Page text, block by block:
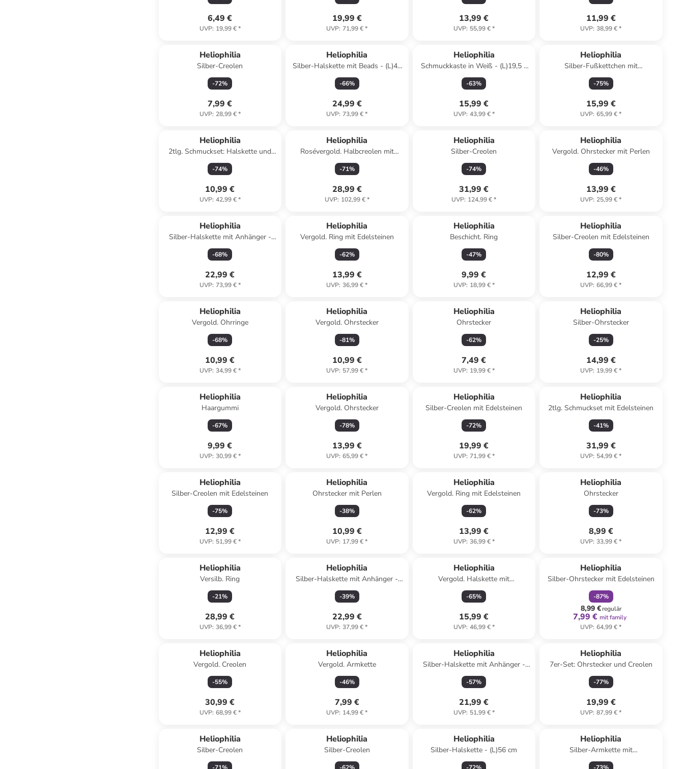
6,49 €
UVP: 19,99 €*
19,99 €
UVP: 71,99 €*
13,99 €
UVP: 55,99 €*
11,99 €
UVP: 38,99 €*
Heliophilia
Silber-Creolen
-72%
7,99 €
UVP: 28,99 €*
Heliophilia
Silber-Halskette mit Beads - (L)42
cm
-66%
24,99 €
UVP: 73,99 €*
Heliophilia
Schmuckkaste in Weiß - (L)19,5 x
(B)19,5 x (H)4,5 cm
-63%
15,99 €
UVP: 43,99 €*
Heliophilia
Silber-Fußkettchen mit
Schmuckelement
-75%
15,99 €
UVP: 65,99 €*
Heliophilia
2tlg. Schmuckset: Halskette und
Ohrstecker
-74%
10,99 €
UVP: 42,99 €*
Heliophilia
Rosévergold. Halbcreolen mit
Edelsteinen
-71%
28,99 €
UVP: 102,99 €*
Heliophilia
Silber-Creolen
-74%
31,99 €
UVP: 124,99 €*
Heliophilia
Vergold. Ohrstecker mit Perlen
-46%
13,99 €
UVP: 25,99 €*
Heliophilia
Silber-Halskette mit Anhänger -
(L)42 cm
-68%
22,99 €
UVP: 73,99 €*
Heliophilia
Vergold. Ring mit Edelsteinen
-62%
13,99 €
UVP: 36,99 €*
Heliophilia
Beschicht. Ring
-47%
9,99 €
UVP: 18,99 €*
Heliophilia
Silber-Creolen mit Edelsteinen
-80%
12,99 €
UVP: 66,99 €*
Heliophilia
Vergold. Ohrringe
-68%
10,99 €
UVP: 34,99 €*
Heliophilia
Vergold. Ohrstecker
-81%
10,99 €
UVP: 57,99 €*
Heliophilia
Ohrstecker
-62%
7,49 €
UVP: 19,99 €*
Heliophilia
Silber-Ohrstecker
-25%
14,99 €
UVP: 19,99 €*
Heliophilia
Haargummi
-67%
9,99 €
UVP: 30,99 €*
Heliophilia
Vergold. Ohrstecker
-78%
13,99 €
UVP: 65,99 €*
Heliophilia
Silber-Creolen mit Edelsteinen
-72%
19,99 €
UVP: 71,99 €*
Heliophilia
2tlg. Schmuckset mit Edelsteinen
-41%
31,99 €
UVP: 54,99 €*
Heliophilia
Silber-Creolen mit Edelsteinen
-75%
12,99 €
UVP: 51,99 €*
Heliophilia
Ohrstecker mit Perlen
-38%
10,99 €
UVP: 17,99 €*
Heliophilia
Vergold. Ring mit Edelsteinen
-62%
13,99 €
UVP: 36,99 €*
Heliophilia
Ohrstecker
-73%
8,99 €
UVP: 33,99 €*
Heliophilia
Versilb. Ring
-21%
28,99 €
UVP: 36,99 €*
Heliophilia
Silber-Halskette mit Anhänger -
(L)43 cm
-39%
22,99 €
UVP: 37,99 €*
Heliophilia
Vergold. Halskette mit
Schmuckelement - (L)44 cm
-65%
15,99 €
UVP: 46,99 €*
Heliophilia
Silber-Ohrstecker mit Edelsteinen
-87%
8,99 €regulär
7,99 € mit family
UVP: 64,99 €*
Heliophilia
Vergold. Creolen
-55%
30,99 €
UVP: 68,99 €*
Heliophilia
Vergold. Armkette
-46%
7,99 €
UVP: 14,99 €*
Heliophilia
Silber-Halskette mit Anhänger -
(L)43 cm
-57%
21,99 €
UVP: 51,99 €*
Heliophilia
7er-Set: Ohrstecker und Creolen
-77%
19,99 €
UVP: 87,99 €*
Heliophilia
Silber-Creolen
Heliophilia
Silber-Creolen
Heliophilia
Silber-Halskette - (L)56 cm
Heliophilia
Silber-Armkette mit
Schmuckelementen